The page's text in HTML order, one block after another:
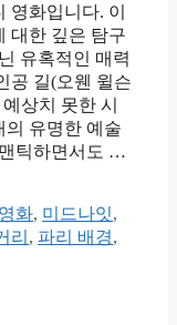
영화입니다. 이
대한 깊은 탐구
유혹적인 매력
공 길(오웬 윌슨
상치 못한 시
의 유명한 예술
틱하면서도 …
화, 미드나잇,
리 , 파리 배경,